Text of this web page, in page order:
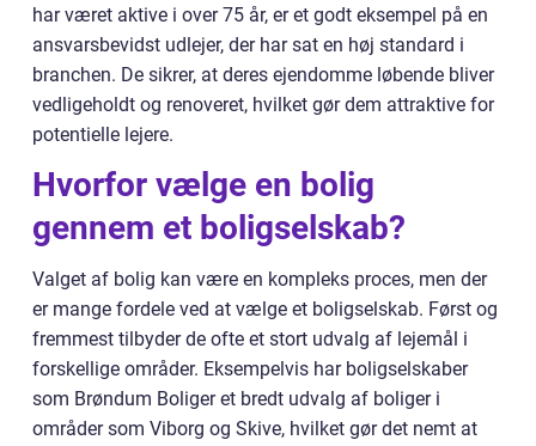
har været aktive i over 75 år, er et godt eksempel på en
ansvarsbevidst udlejer, der har sat en høj standard i
branchen. De sikrer, at deres ejendomme løbende bliver
vedligeholdt og renoveret, hvilket gør dem attraktive for
potentielle lejere.
Hvorfor vælge en bolig
gennem et boligselskab?
Valget af bolig kan være en kompleks proces, men der
er mange fordele ved at vælge et boligselskab. Først og
fremmest tilbyder de ofte et stort udvalg af lejemål i
forskellige områder. Eksempelvis har boligselskaber
som Brøndum Boliger et bredt udvalg af boliger i
områder som Viborg og Skive, hvilket gør det nemt at